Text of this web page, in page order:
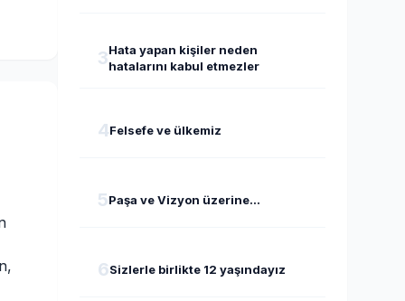
3Hata yapan kişiler neden
hatalarını kabul etmezler
4Felsefe ve ülkemiz
5Paşa ve Vizyon üzerine...
6Sizlerle birlikte 12 yaşındayız